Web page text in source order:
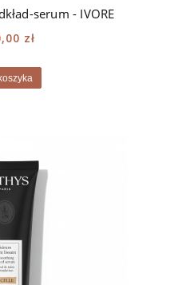
serum - IVORE
zł